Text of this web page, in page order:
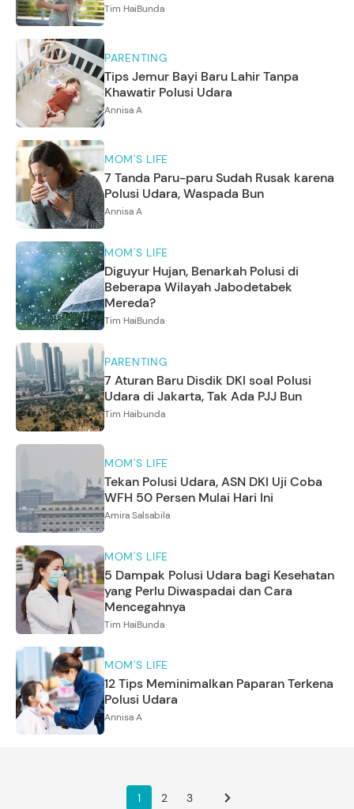
Tim HaiBunda
PARENTING
Tips Jemur Bayi Baru Lahir Tanpa
Khawatir Polusi Udara
Annisa A
MOM'S LIFE
7 Tanda Paru-paru Sudah Rusak karena
Polusi Udara, Waspada Bun
Annisa A
MOM'S LIFE
Diguyur Hujan, Benarkah Polusi di
Beberapa Wilayah Jabodetabek
Mereda?
Tim HaiBunda
PARENTING
7 Aturan Baru Disdik DKI soal Polusi
Udara di Jakarta, Tak Ada PJJ Bun
Tim Haibunda
MOM'S LIFE
Tekan Polusi Udara, ASN DKI Uji Coba
WFH 50 Persen Mulai Hari Ini
Amira Salsabila
MOM'S LIFE
5 Dampak Polusi Udara bagi Kesehatan
yang Perlu Diwaspadai dan Cara
Mencegahnya
Tim HaiBunda
MOM'S LIFE
12 Tips Meminimalkan Paparan Terkena
Polusi Udara
Annisa A
1 2 3